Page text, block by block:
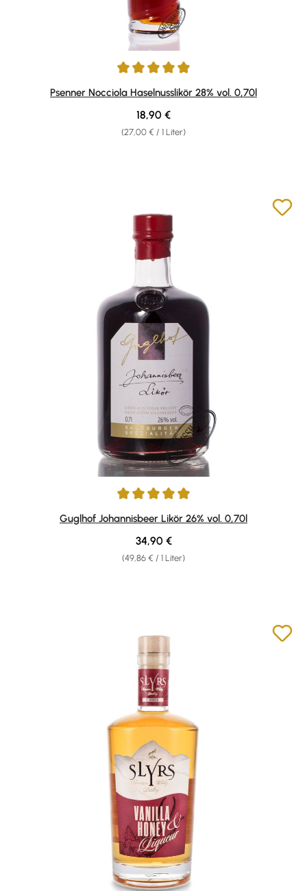
Durchschnittliche Bewertung von 4.88 von 5 Sternen
Psenner Nocciola Haselnusslikör 28% vol. 0,70l
(27,00 € / 1 Liter)
Regulärer Preis:
18,90 €
Durchschnittliche Bewertung von 5 von 5 Sternen
Guglhof Johannisbeer Likör 26% vol. 0,70l
(49,86 € / 1 Liter)
Regulärer Preis:
34,90 €